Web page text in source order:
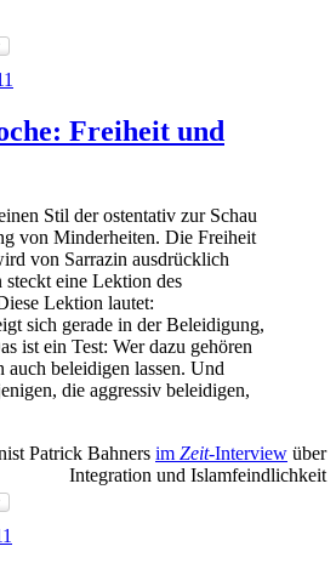
Freiheit und
Stil der ostentativ zur Schau
von Minderheiten. Die Freiheit
von Sarrazin ausdrücklich
steckt eine Lektion des
Lektion lautet:
sich gerade in der Beleidigung,
ist ein Test: Wer dazu gehören
auch beleidigen lassen. Und
die aggressiv beleidigen,
Patrick Bahners im Zeit-Interview über
Integration und Islamfeindlichkeit